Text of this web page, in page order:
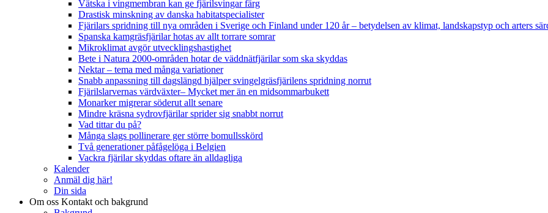
Vätska i vingmembran kan ge fjärilsvingar färg
Drastisk minskning av danska habitatspecialister
Fjärilars spridning till nya områden i Sverige och Finland under 120 år– betydelsen av klimat, landskapstyp och arters
Spanska kamgräsfjärilar hotas av allt torrare somrar
Mikroklimat avgör utvecklingshastighet
Bete i Natura 2000-områden hotar de väddnätfjärilar som ska skyddas
Nektar – tema med många variationer
Snabb anpassning till dagslängd hjälper svingelgräsfjärilens spridning norrut
Fjärilslarvernas värdväxter– Mycket mer än en midsommarbukett
Monarker migrerar söderut allt senare
Mindre kräsna sydrovfjärilar sprider sig snabbt norrut
Vad tittar du på?
Många slags pollinerare ger större bomullsskörd
Två generationer påfågelöga i Belgien
Vackra fjärilar skyddas oftare än alldagliga
Kalender
Anmäl dig här!
Din sida
Om oss Kontakt och bakgrund